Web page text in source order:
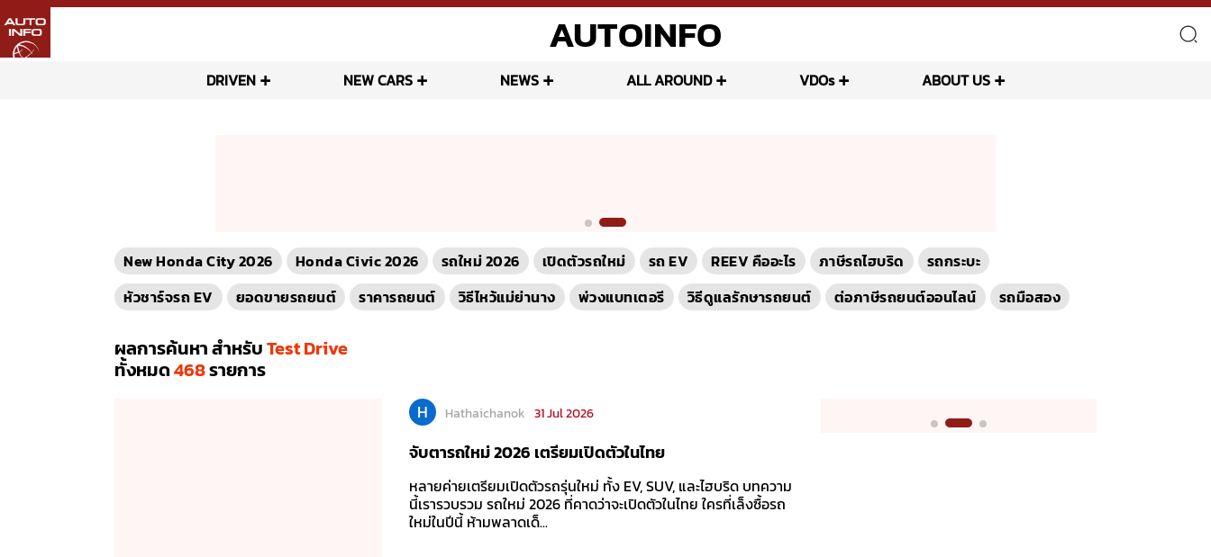
AUTOINFO
DRIVEN NEW CARS NEWS ALL AROUND VDOs ABOUT US
New Honda City 2026 Honda Civic 2026 รถใหม่ 2026 เปิดตัวรถใหม่ รถ EV REEV คืออะไร ภาษีรถไฮบริด
รถกระบะ
หัวชาร์จรถ EV
ยอดขายรถยนต์ ราคารถยนต์ วิธีไหว้แม่ย่านาง พ่วงแบทเตอรี วิธีดูแลรักษารถยนต์ ต่อภาษีรถยนต์ออนไลน์ รถมือสอง
ผลการค้นหา สำหรับTest Drive
ทั้งหมด468รายการ
H Hathaichanok 31 Jul 2026
จับตารถใหม่ 2026 เตรียมเปิดตัวในไทย
หลายค่ายเตรียมเปิดตัวรถรุ่นใหม่ ทั้ง EV, SUV, และไฮบริด บทความ
นี้เรารวบรวม รถใหม่ 2026 ที่คาดว่าจะเปิดตัวในไทย ใครที่เล็งซื้อรถ
ใหม่ในปีนี้ ห้ามพลาดเด็...